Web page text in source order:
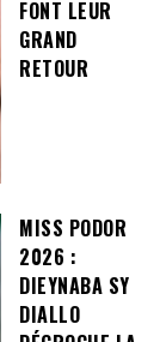
FONT LEUR
GRAND
RETOUR
MISS PODOR
2026 :
DIEYNABA SY
DIALLO